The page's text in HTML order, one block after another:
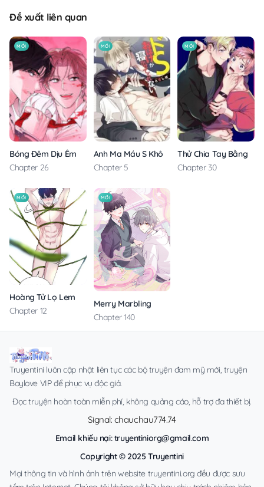
Đề xuất liên quan
MỚI
Bóng Đêm Dịu Êm
Chapter 26
MỚI
Anh Ma Máu S Không Cho Tôi Ngủ Yên
Chapter 5
MỚI
Thử Chia Tay Bằng
Chapter 30
MỚI
Hoàng Tử Lọ Lem
Chapter 12
MỚI
Merry Marbling
Chapter 140
Truyentini luôn cập nhật liên tục các bộ truyện đam mỹ mới, truyện
Boylove VIP để phục vụ độc giả.
Đọc truyện hoàn toàn miễn phí, không quảng cáo, hỗ trợ đa thiết bị.
Signal: chauchau774.74
Email khiếu nại:truyentiniorg@gmail.com
Copyright © 2025 Truyentini
Mọi thông tin và hình ảnh trên website truyentini.org đều được sưu